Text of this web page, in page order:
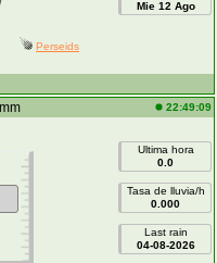
Mie 12 Ago
Perseids
22:49:09
Ultima hora
0.0
Tasa de lluvia/h
0.000
Last rain
04-08-2026